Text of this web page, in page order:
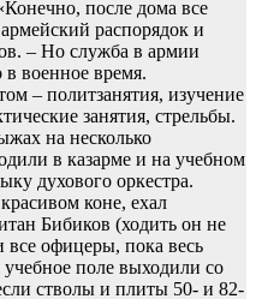
после дома все
распорядок и
– Но служба в армии
в военное время.
– политзанятия, изучение
занятия, стрельбы.
на несколько
в казарме и на учебном
духового оркестра.
коне, ехал
Бибиков (ходить он не
все офицеры, пока весь
поле выходили со
стволы и плиты 50- и 82-